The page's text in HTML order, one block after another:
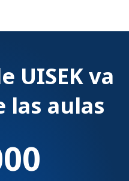
UISEK va
las aulas